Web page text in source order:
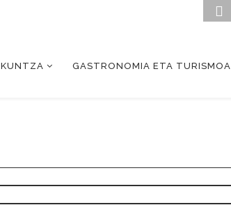
GASTRONOMIA ETA TURISMOA